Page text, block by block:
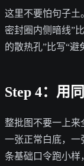
这里不要怕句子土
密封圈内侧暗线”
的散热孔”比写“避
Step 4：用
整批图不要一上来
一张正常白底，一
条基础口令跑小样